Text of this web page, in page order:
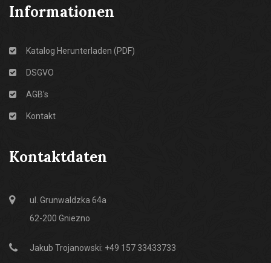
Informationen
Katalog Herunterladen (PDF)
DSGVO
AGB's
Kontakt
Kontaktdaten
ul. Grunwaldzka 64a
62-200 Gniezno
Jakub Trojanowski: +49 157 33433733